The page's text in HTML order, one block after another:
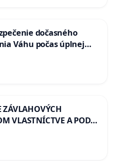
dočasného
Váhu počas úplnej
v Komárne
ZÁVLAHOVÝCH
VLASTNÍCTVE A POD
REPUBLIKY & žiadosť
stavu závlahových a
Slovensku